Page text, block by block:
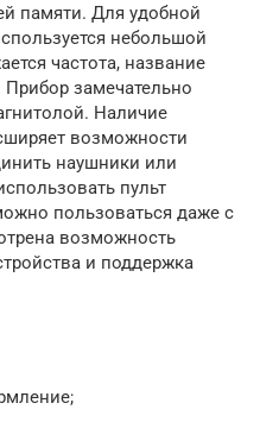
памяти. Для удобной
небольшой
частота, название
замечательно
Наличие
возможности
наушники или
пульт
пользоваться даже с
возможность
и поддержка